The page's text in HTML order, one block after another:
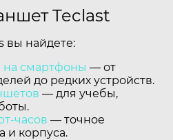
Teclast
вы найдете:
на смартфоны — от
до редких устройств.
— для учебы,
часов — точное
и корпуса.